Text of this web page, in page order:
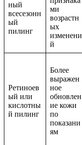
ный
всесезонн
ый
пилинг
ми
возрастн
ых
изменени
й
Ретиноев
ый или
кислотны
й пилинг
Более
выражен
ное
обновлен
ие кожи
по
показани
ям